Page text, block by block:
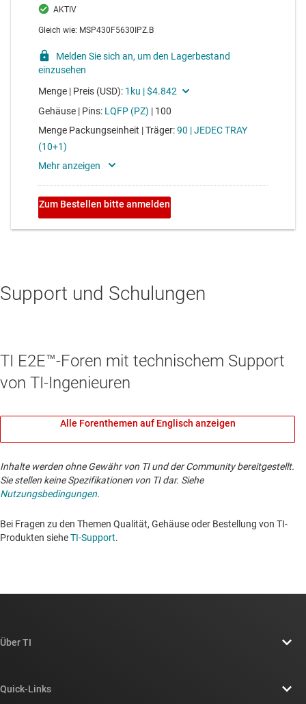
Support und Schulungen
TI E2E™-Foren mit technischem Support
von TI-Ingenieuren
Alle Forenthemen auf Englisch anzeigen
Inhalte werden ohne Gewähr von TI und der Community bereitgestellt.
Sie stellen keine Spezifikationen von TI dar. Siehe
Nutzungsbedingungen.
Bei Fragen zu den Themen Qualität, Gehäuse oder Bestellung von TI-
Produkten sieheTI-Support. ​​​​​​​​​​​​​​
Über TI
Quick-Links